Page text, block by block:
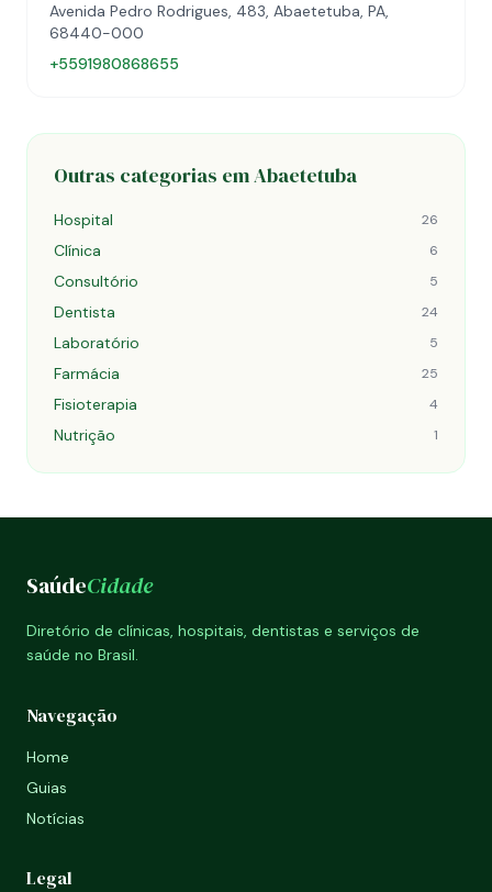
Avenida Pedro Rodrigues, 483, Abaetetuba, PA,
68440-000
+5591980868655
Outras categorias em Abaetetuba
Hospital 26
Clínica 6
Consultório 5
Dentista 24
Laboratório 5
Farmácia 25
Fisioterapia 4
Nutrição 1
SaúdeCidade
Diretório de clínicas, hospitais, dentistas e serviços de
saúde no Brasil.
Navegação
Home
Guias
Notícias
Legal